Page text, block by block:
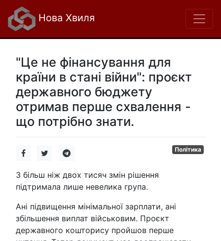
Нова Хвиля
"Це не фінансування для
країни в стані війни": проєкт
державного бюджету
отримав перше схвалення -
що потрібно знати.
Політика
З більш ніж двох тисяч змін рішення
підтримала лише невелика група.
Ані підвищення мінімальної зарплати, ані
збільшення виплат військовим. Проєкт
державного кошторису пройшов перше